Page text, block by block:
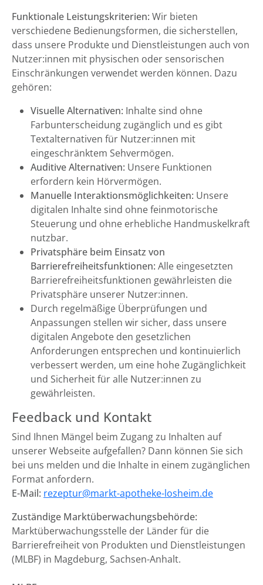
Funktionale Leistungskriterien: Wir bieten
verschiedene Bedienungsformen, die sicherstellen,
dass unsere Produkte und Dienstleistungen auch von
Nutzer:innen mit physischen oder sensorischen
Einschränkungen verwendet werden können. Dazu
gehören:
Visuelle Alternativen: Inhalte sind ohne
Farbunterscheidung zugänglich und es gibt
Textalternativen für Nutzer:innen mit
eingeschränktem Sehvermögen.
Auditive Alternativen: Unsere Funktionen
erfordern kein Hörvermögen.
Manuelle Interaktionsmöglichkeiten: Unsere
digitalen Inhalte sind ohne feinmotorische
Steuerung und ohne erhebliche Handmuskelkraft
nutzbar.
Privatsphäre beim Einsatz von
Barrierefreiheitsfunktionen: Alle eingesetzten
Barrierefreiheitsfunktionen gewährleisten die
Privatsphäre unserer Nutzer:innen.
Durch regelmäßige Überprüfungen und
Anpassungen stellen wir sicher, dass unsere
digitalen Angebote den gesetzlichen
Anforderungen entsprechen und kontinuierlich
verbessert werden, um eine hohe Zugänglichkeit
und Sicherheit für alle Nutzer:innen zu
gewährleisten.
Feedback und Kontakt
Sind Ihnen Mängel beim Zugang zu Inhalten auf
unserer Webseite aufgefallen? Dann können Sie sich
bei uns melden und die Inhalte in einem zugänglichen
Format anfordern.
E-Mail: rezeptur@markt-apotheke-losheim.de
Zuständige Marktüberwachungsbehörde:
Marktüberwachungsstelle der Länder für die
Barrierefreiheit von Produkten und Dienstleistungen
(MLBF) in Magdeburg, Sachsen-Anhalt.